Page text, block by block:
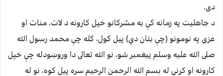
دى.
د جاهليت په زمانه کې به مشرکانو خپل کارونه د لات، منات او
عزى په نومونو (چې بتان دي) پيل کول، کله چې محمد رسول الله
صلى الله عليه وسلم پيغمبر شو، نو الله تعالى دا وروښودله چې خپل
کارونه او کړنې له بسم الله الرحمن الرحيم سره پيل کوه، نو له